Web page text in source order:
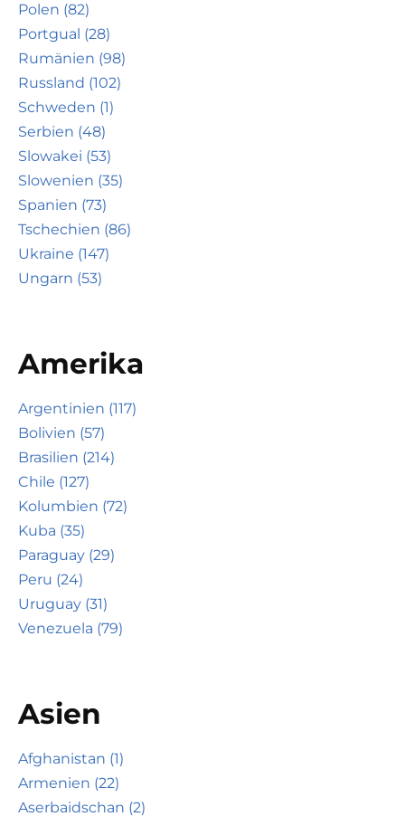
Polen (82)
Portgual (28)
Rumänien (98)
Russland (102)
Schweden (1)
Serbien (48)
Slowakei (53)
Slowenien (35)
Spanien (73)
Tschechien (86)
Ukraine (147)
Ungarn (53)
Amerika
Argentinien (117)
Bolivien (57)
Brasilien (214)
Chile (127)
Kolumbien (72)
Kuba (35)
Paraguay (29)
Peru (24)
Uruguay (31)
Venezuela (79)
Asien
Afghanistan (1)
Armenien (22)
Aserbaidschan (2)